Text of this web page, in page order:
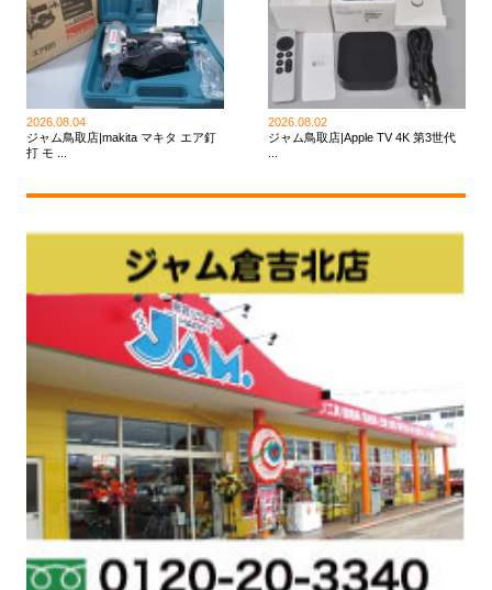
2026.08.04
ジャム鳥取店|makita マキタ エア釘
打 モ ...
2026.08.02
ジャム鳥取店|Apple TV 4K 第3世代